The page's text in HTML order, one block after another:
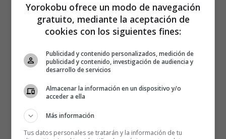
Yorokobu ofrece un modo de navegación
gratuito, mediante la aceptación de
cookies con los siguientes fines:
Publicidad y contenido personalizados, medición de
publicidad y contenido, investigación de audiencia y
desarrollo de servicios
Almacenar la información en un dispositivo y/o
acceder a ella
Más información
Tus datos personales se tratarán y la información de tu